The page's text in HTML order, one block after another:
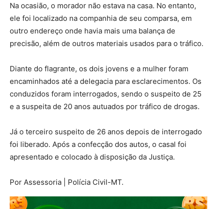
Na ocasião, o morador não estava na casa. No entanto,
ele foi localizado na companhia de seu comparsa, em
outro endereço onde havia mais uma balança de
precisão, além de outros materiais usados para o tráfico.
Diante do flagrante, os dois jovens e a mulher foram
encaminhados até a delegacia para esclarecimentos. Os
conduzidos foram interrogados, sendo o suspeito de 25
e a suspeita de 20 anos autuados por tráfico de drogas.
Já o terceiro suspeito de 26 anos depois de interrogado
foi liberado. Após a confecção dos autos, o casal foi
apresentado e colocado à disposição da Justiça.
Por Assessoria | Polícia Civil-MT.